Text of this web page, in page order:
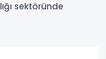
sektöründe